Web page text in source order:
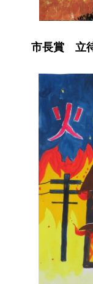
市長賞 立